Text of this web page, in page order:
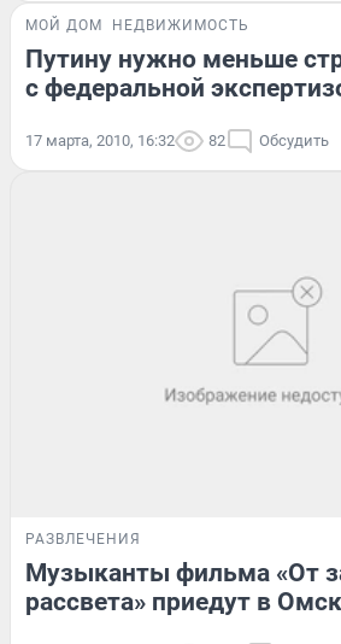
МОЙ ДОМ НЕДВИЖИМОСТЬ
Путину нужно меньше
с федеральной
17 марта, 2010, 16:32 82 Обсудить
РАЗВЛЕЧЕНИЯ
Музыканты фильма «От
рассвета» приедут в Омск